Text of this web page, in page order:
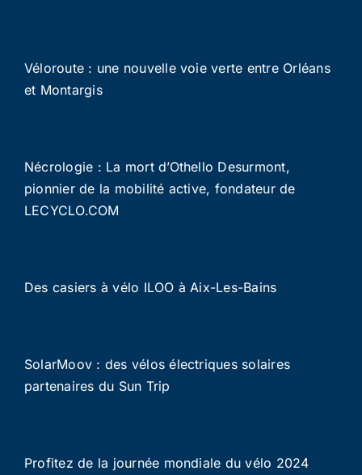
Véloroute : une nouvelle voie verte entre Orléans
et Montargis
Nécrologie : La mort d’Othello Desurmont,
pionnier de la mobilité active, fondateur de
LECYCLO.COM
Des casiers à vélo ILOO à Aix-Les-Bains
SolarMoov : des vélos électriques solaires
partenaires du Sun Trip
Profitez de la journée mondiale du vélo 2024